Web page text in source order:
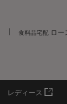
食料品宅配 ロー
レディース